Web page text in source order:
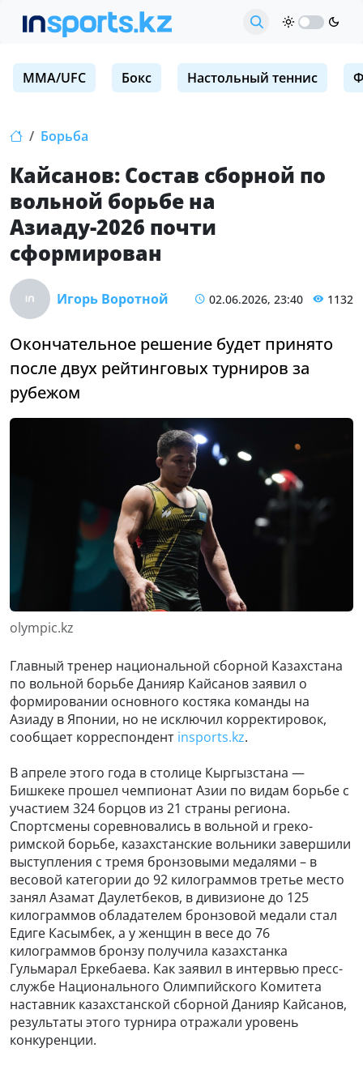
MMA/UFC Бокс Настольный теннис
Борьба
Кайсанов: Состав сборной по
вольной борьбе на
Азиаду-2026 почти
сформирован
Игорь Воротной 02.06.2026, 23:40 1132
Окончательное решение будет принято
после двух рейтинговых турниров за
рубежом
olympic.kz
Главный тренер национальной сборной Казахстана
по вольной борьбе Данияр Кайсанов заявил о
формировании основного костяка команды на
Азиаду в Японии, но не исключил корректировок,
сообщает корреспондент insports.kz.
В апреле этого года в столице Кыргызстана —
Бишкеке прошел чемпионат Азии по видам борьбе с
участием 324 борцов из 21 страны региона.
Спортсмены соревновались в вольной и греко-
римской борьбе, казахстанские вольники завершили
выступления с тремя бронзовыми медалями – в
весовой категории до 92 килограммов третье место
занял Азамат Даулетбеков, в дивизионе до 125
килограммов обладателем бронзовой медали стал
Едиге Касымбек, а у женщин в весе до 76
килограммов бронзу получила казахстанка
Гульмарал Еркебаева. Как заявил в интервью пресс-
службе Национального Олимпийского Комитета
наставник казахстанской сборной Данияр Кайсанов,
результаты этого турнира отражали уровень
конкуренции.